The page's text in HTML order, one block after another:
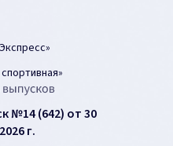
№14 (642) от 30
г.